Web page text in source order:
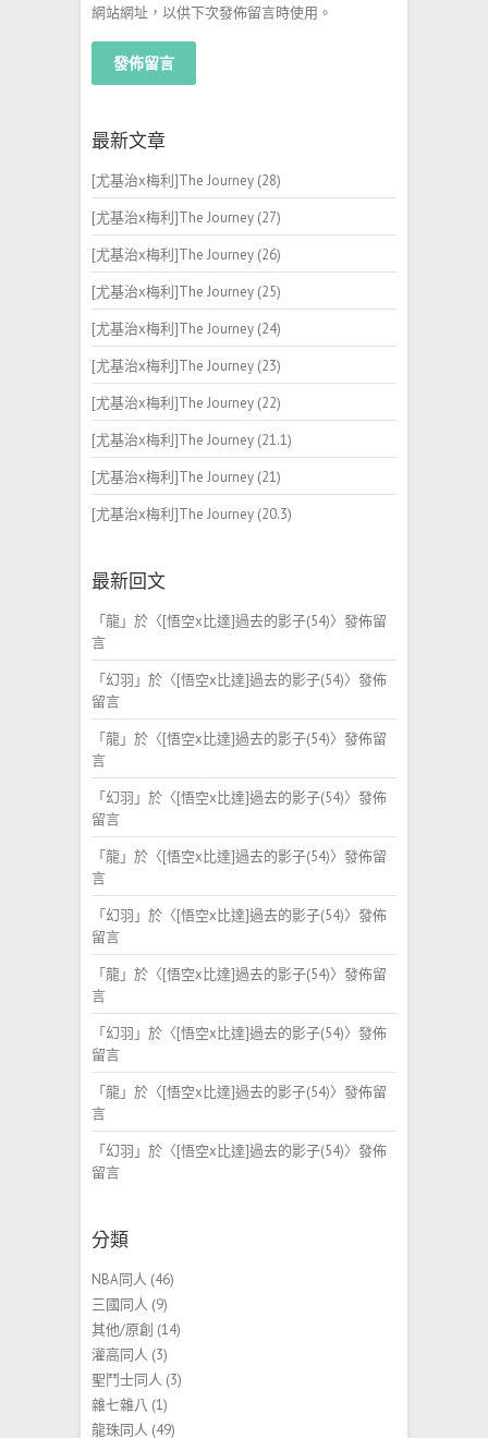
網站網址，以供下次發佈留言時使用。
最新文章
[尤基治x梅利]The Journey (28)
[尤基治x梅利]The Journey (27)
[尤基治x梅利]The Journey (26)
[尤基治x梅利]The Journey (25)
[尤基治x梅利]The Journey (24)
[尤基治x梅利]The Journey (23)
[尤基治x梅利]The Journey (22)
[尤基治x梅利]The Journey (21.1)
[尤基治x梅利]The Journey (21)
[尤基治x梅利]The Journey (20.3)
最新回文
「龍」於〈[悟空x比達]過去的影子(54)〉發佈留
言
「幻羽 」於〈[悟空x比達]過去的影子(54)〉發佈
留言
「龍」於〈[悟空x比達]過去的影子(54)〉發佈留
言
「幻羽 」於〈[悟空x比達]過去的影子(54)〉發佈
留言
「龍」於〈[悟空x比達]過去的影子(54)〉發佈留
言
「幻羽 」於〈[悟空x比達]過去的影子(54)〉發佈
留言
「龍」於〈[悟空x比達]過去的影子(54)〉發佈留
言
「幻羽 」於〈[悟空x比達]過去的影子(54)〉發佈
留言
「龍」於〈[悟空x比達]過去的影子(54)〉發佈留
言
「幻羽 」於〈[悟空x比達]過去的影子(54)〉發佈
留言
分類
NBA同人 (46)
三國同人 (9)
其他/原創 (14)
灌高同人 (3)
聖鬥士同人 (3)
雜七雜八 (1)
龍珠同人 (49)